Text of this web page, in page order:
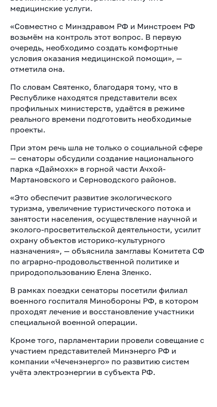
медицинские услуги.
«Совместно с Минздравом РФ и Минстроем РФ
возьмём на контроль этот вопрос. В первую
очередь, необходимо создать комфортные
условия оказания медицинской помощи», —
отметила она.
По словам Святенко, благодаря тому, что в
Республике находятся представители всех
профильных министерств, удаётся в режиме
реального времени подготовить необходимые
проекты.
При этом речь шла не только о социальной сфере
— сенаторы обсудили создание национального
парка «Даймохк» в горной части Ачхой-
Мартановского и Серноводского районов.
«Это обеспечит развитие экологического
туризма, увеличение туристического потока и
занятости населения, осуществление научной и
эколого-просветительской деятельности, усилит
охрану объектов историко-культурного
назначения», — объяснила замглавы Комитета СФ
по аграрно-продовольственной политике и
природопользованию Елена Зленко.
В рамках поездки сенаторы посетили филиал
военного госпиталя Минобороны РФ, в котором
проходят лечение и восстановление участники
специальной военной операции.
Кроме того, парламентарии провели совещание с
участием представителей Минэнерго РФ и
компании «Чеченэнерго» по развитию систем
учёта электроэнергии в субъекта РФ.